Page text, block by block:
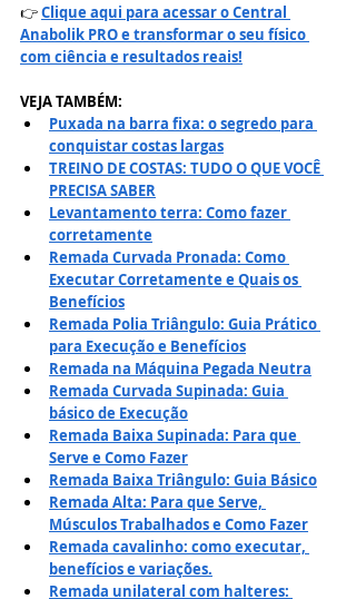
👉 Clique aqui para acessar o Central
Anabolik PRO e transformar o seu físico
com ciência e resultados reais!
VEJA TAMBÉM:
Puxada na barra fixa: o segredo para
conquistar costas largas
TREINO DE COSTAS: TUDO O QUE VOCÊ
PRECISA SABER
Levantamento terra: Como fazer
corretamente
Remada Curvada Pronada: Como
Executar Corretamente e Quais os
Benefícios
Remada Polia Triângulo: Guia Prático
para Execução e Benefícios
Remada na Máquina Pegada Neutra
Remada Curvada Supinada: Guia
básico de Execução
Remada Baixa Supinada: Para que
Serve e Como Fazer
Remada Baixa Triângulo: Guia Básico
Remada Alta: Para que Serve,
Músculos Trabalhados e Como Fazer
Remada cavalinho: como executar,
benefícios e variações.
Remada unilateral com halteres: